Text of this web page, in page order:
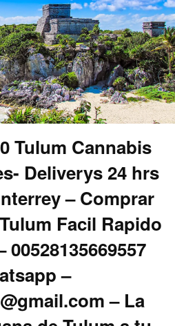
Tulum Cannabis
Deliverys 24 hrs
– Comprar
Facil Rapido
–
– La